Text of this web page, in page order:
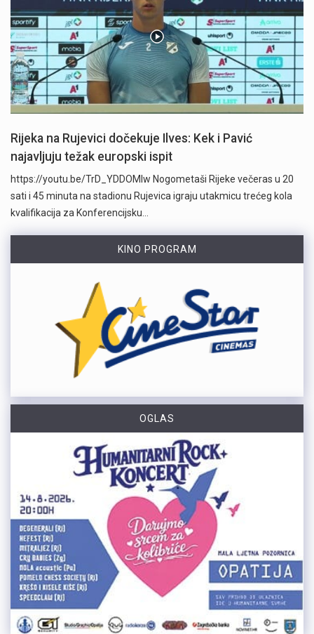
Rijeka na Rujevici dočekuje Ilves: Kek i Pavić
najavljuju težak europski ispit
https://youtu.be/TrD_YDDOMIw Nogometaši Rijeke večeras u 20
sati i 45 minuta na stadionu Rujevica igraju utakmicu trećeg kola
kvalifikacija za Konferencijsku…
KINO PROGRAM
OGLAS